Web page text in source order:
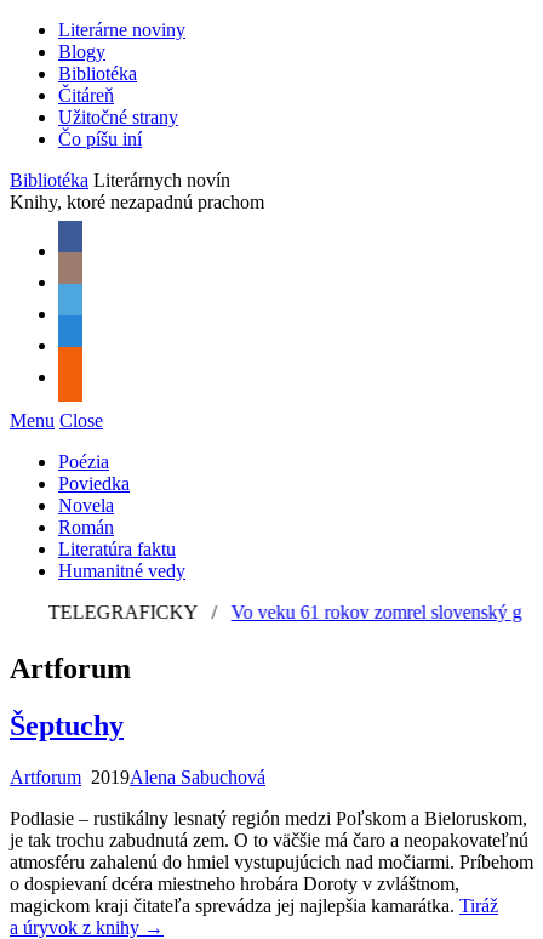
Literárne noviny
Blogy
Bibliotéka
Čitáreň
Užitočné strany
Čo píšu iní
Bibliotéka Literárnych novín
Knihy, ktoré nezapadnú prachom
Menu Close
Poézia
Poviedka
Novela
Román
Literatúra faktu
Humanitné vedy
TELEGRAFICKY/Vo veku 61 rokov zomrel slovenský
Artforum
Šeptuchy
Artforum 2019Alena Sabuchová
Podlasie – rustikálny lesnatý región medzi Poľskom a Bieloruskom,
je tak trochu zabudnutá zem. O to väčšie má čaro a neopakovateľnú
atmosféru zahalenú do hmiel vystupujúcich nad močiarmi. Príbehom
o dospievaní dcéra miestneho hrobára Doroty v zvláštnom,
magickom kraji čitateľa sprevádza jej najlepšia kamarátka. Tiráž
a úryvok z knihy →